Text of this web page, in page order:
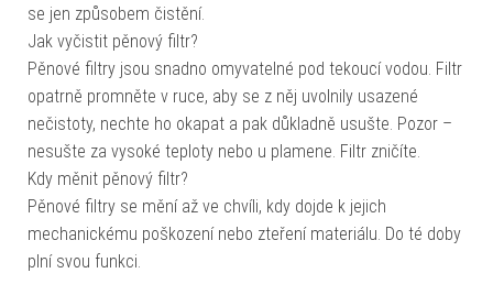
se jen způsobem čistění.
Jak vyčistit pěnový filtr?
Pěnové filtry jsou snadno omyvatelné pod tekoucí vodou. Filtr
opatrně promněte v ruce, aby se z něj uvolnily usazené
nečistoty, nechte ho okapat a pak důkladně usušte. Pozor –
nesušte za vysoké teploty nebo u plamene. Filtr zničíte.
Kdy měnit pěnový filtr?
Pěnové filtry se mění až ve chvíli, kdy dojde k jejich
mechanickému poškození nebo zteření materiálu. Do té doby
plní svou funkci.